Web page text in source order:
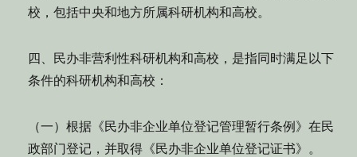
校，包括中央和地方所属科研机构和高校。
四、民办非营利性科研机构和高校，是指同时满足以下
条件的科研机构和高校：
（一）根据《民办非企业单位登记管理暂行条例》在民
政部门登记，并取得《民办非企业单位登记证书》。